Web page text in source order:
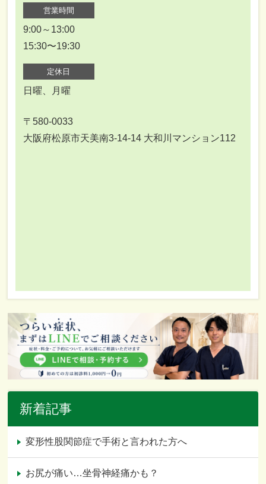
営業時間
9:00～13:00
15:30〜19:30
定休日
日曜、月曜
〒580-0033
大阪府松原市天美南3-14-14 大和川マンション112
新着記事
変形性股関節症で手術と言われた方へ
お尻が痛い…坐骨神経痛かも？